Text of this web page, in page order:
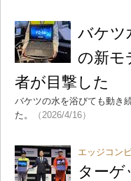
バケツ
の新モ
者が目撃した
バケツの水を浴びても動き
た。
（2026/4/16）
エッジコン
ターゲ